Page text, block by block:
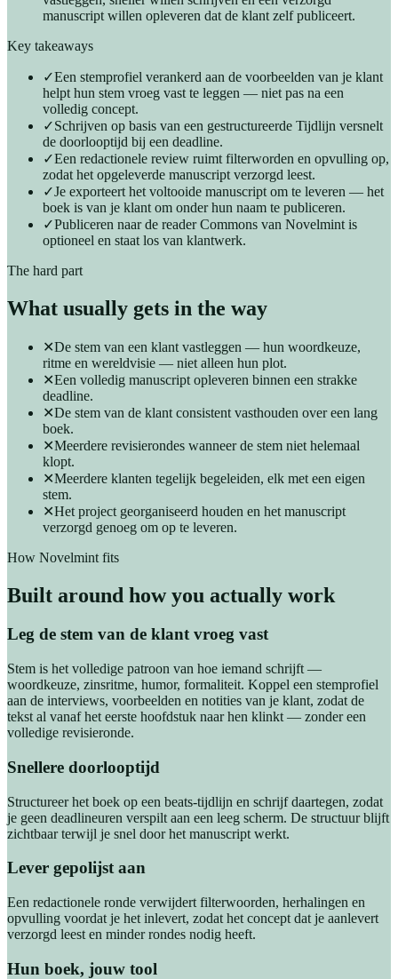
manuscript willen opleveren dat de klant zelf publiceert.
Key takeaways
✓Een stemprofiel verankerd aan de voorbeelden van je klant
helpt hun stem vroeg vast te leggen — niet pas na een
volledig concept.
✓Schrijven op basis van een gestructureerde Tijdlijn versnelt
de doorlooptijd bij een deadline.
✓Een redactionele review ruimt filterworden en opvulling op,
zodat het opgeleverde manuscript verzorgd leest.
✓Je exporteert het voltooide manuscript om te leveren — het
boek is van je klant om onder hun naam te publiceren.
✓Publiceren naar de reader Commons van Novelmint is
optioneel en staat los van klantwerk.
The hard part
What usually gets in the way
✕De stem van een klant vastleggen — hun woordkeuze,
ritme en wereldvisie — niet alleen hun plot.
✕Een volledig manuscript opleveren binnen een strakke
deadline.
✕De stem van de klant consistent vasthouden over een lang
boek.
✕Meerdere revisierondes wanneer de stem niet helemaal
klopt.
✕Meerdere klanten tegelijk begeleiden, elk met een eigen
stem.
✕Het project georganiseerd houden en het manuscript
verzorgd genoeg om op te leveren.
How Novelmint fits
Built around how you actually work
Leg de stem van de klant vroeg vast
Stem is het volledige patroon van hoe iemand schrijft —
woordkeuze, zinsritme, humor, formaliteit. Koppel een stemprofiel
aan de interviews, voorbeelden en notities van je klant, zodat de
tekst al vanaf het eerste hoofdstuk naar hen klinkt — zonder een
volledige revisieronde.
Snellere doorlooptijd
Structureer het boek op een beats-tijdlijn en schrijf daartegen, zodat
je geen deadlineuren verspilt aan een leeg scherm. De structuur blijft
zichtbaar terwijl je snel door het manuscript werkt.
Lever gepolijst aan
Een redactionele ronde verwijdert filterwoorden, herhalingen en
opvulling voordat je het inlevert, zodat het concept dat je aanlevert
verzorgd leest en minder rondes nodig heeft.
Hun boek, jouw tool